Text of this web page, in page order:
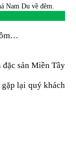
Nam Du về đêm.
sản Miền Tây
gặp lại quý khách